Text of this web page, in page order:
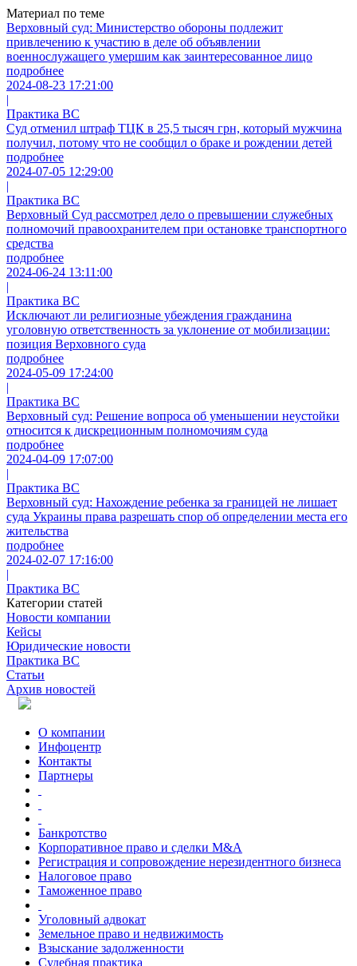
Материал по теме
Верховный суд: Министерство обороны подлежит
привлечению к участию в деле об объявлении
военнослужащего умершим как заинтересованное лицо
подробнее
2024-08-23 17:21:00
|
Практика ВС
Суд отменил штраф ТЦК в 25,5 тысяч грн, который мужчина
получил, потому что не сообщил о браке и рождении детей
подробнее
2024-07-05 12:29:00
|
Практика ВС
Верховный Суд рассмотрел дело о превышении служебных
полномочий правоохранителем при остановке транспортного
средства
подробнее
2024-06-24 13:11:00
|
Практика ВС
Исключают ли религиозные убеждения гражданина
уголовную ответственность за уклонение от мобилизации:
позиция Верховного суда
подробнее
2024-05-09 17:24:00
|
Практика ВС
Верховный суд: Решение вопроса об уменьшении неустойки
относится к дискреционным полномочиям суда
подробнее
2024-04-09 17:07:00
|
Практика ВС
Верховный суд: Нахождение ребенка за границей не лишает
суда Украины права разрешать спор об определении места его
жительства
подробнее
2024-02-07 17:16:00
|
Практика ВС
Категории статей
Новости компании
Кейсы
Юридические новости
Практика ВС
Статьи
Архив новостей
О компании
Инфоцентр
Контакты
Партнеры
Банкротство
Корпоративное право и сделки M&A
Регистрация и сопровождение нерезидентного бизнеса
Налоговое право
Таможенное право
Уголовный адвокат
Земельное право и недвижимость
Взыскание задолженности
Судебная практика